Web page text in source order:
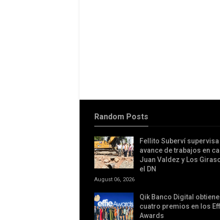
Random Posts
Fellito Suberví supervisa
avance de trabajos en
Juan Valdez y Los
el DN
August 06, 2026
Qik Banco Digital obtiene
cuatro premios en los
Awards